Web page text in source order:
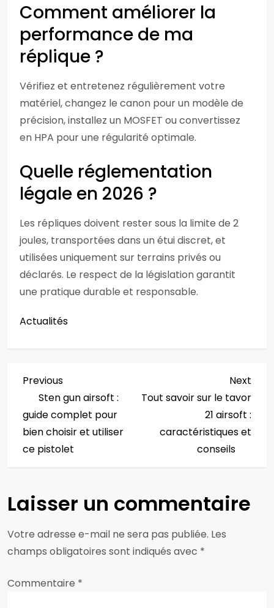
Comment améliorer la
performance de ma
réplique ?
Vérifiez et entretenez régulièrement votre
matériel, changez le canon pour un modèle de
précision, installez un MOSFET ou convertissez
en HPA pour une régularité optimale.
Quelle réglementation
légale en 2026 ?
Les répliques doivent rester sous la limite de 2
joules, transportées dans un étui discret, et
utilisées uniquement sur terrains privés ou
déclarés. Le respect de la législation garantit
une pratique durable et responsable.
Actualités
N
a
v
g
a
t
i
Previous
Post
Previous
Sten gun airsoft :
guide complet pour
bien choisir et utiliser
ce pistolet
Post
Next
Tout savoir sur le tavor
21 airsoft :
caractéristiques et
conseils
Laisser un commentaire
Votre adresse e-mail ne sera pas publiée. Les
champs obligatoires sont indiqués avec *
Commentaire *